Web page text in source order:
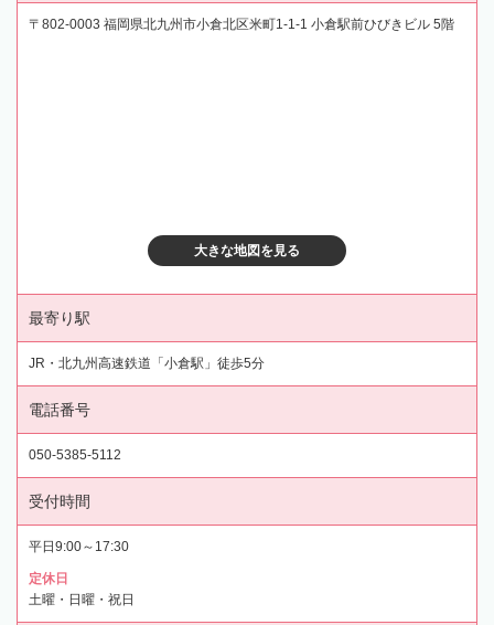
〒802-0003 福岡県北九州市小倉北区米町1-1-1 小倉駅前ひびきビル 5階
大きな地図を見る
最寄り駅
JR・北九州高速鉄道「小倉駅」徒歩5分
電話番号
050-5385-5112
受付時間
平日9:00～17:30
定休日
土曜・日曜・祝日